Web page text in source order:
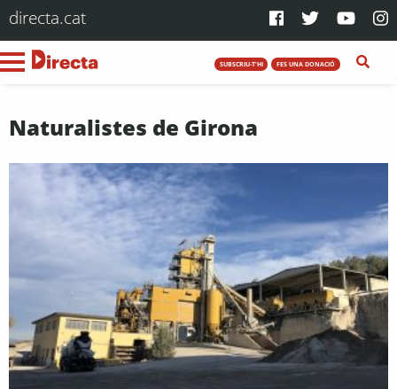
directa.cat
SUBSCRIU-T'HI FES UNA DONACIÓ
Naturalistes de Girona